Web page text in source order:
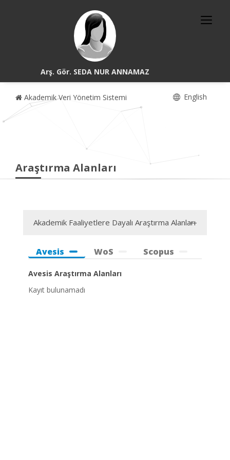
Arş. Gör. SEDA NUR ANNAMAZ
Akademik Veri Yönetim Sistemi English
Araştırma Alanları
Akademik Faaliyetlere Dayalı Araştırma Alanları
Avesis WoS Scopus
Avesis Araştırma Alanları
Kayıt bulunamadı